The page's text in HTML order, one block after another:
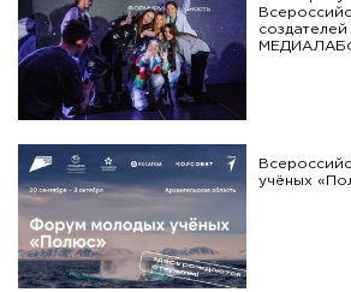
создателей
учёных